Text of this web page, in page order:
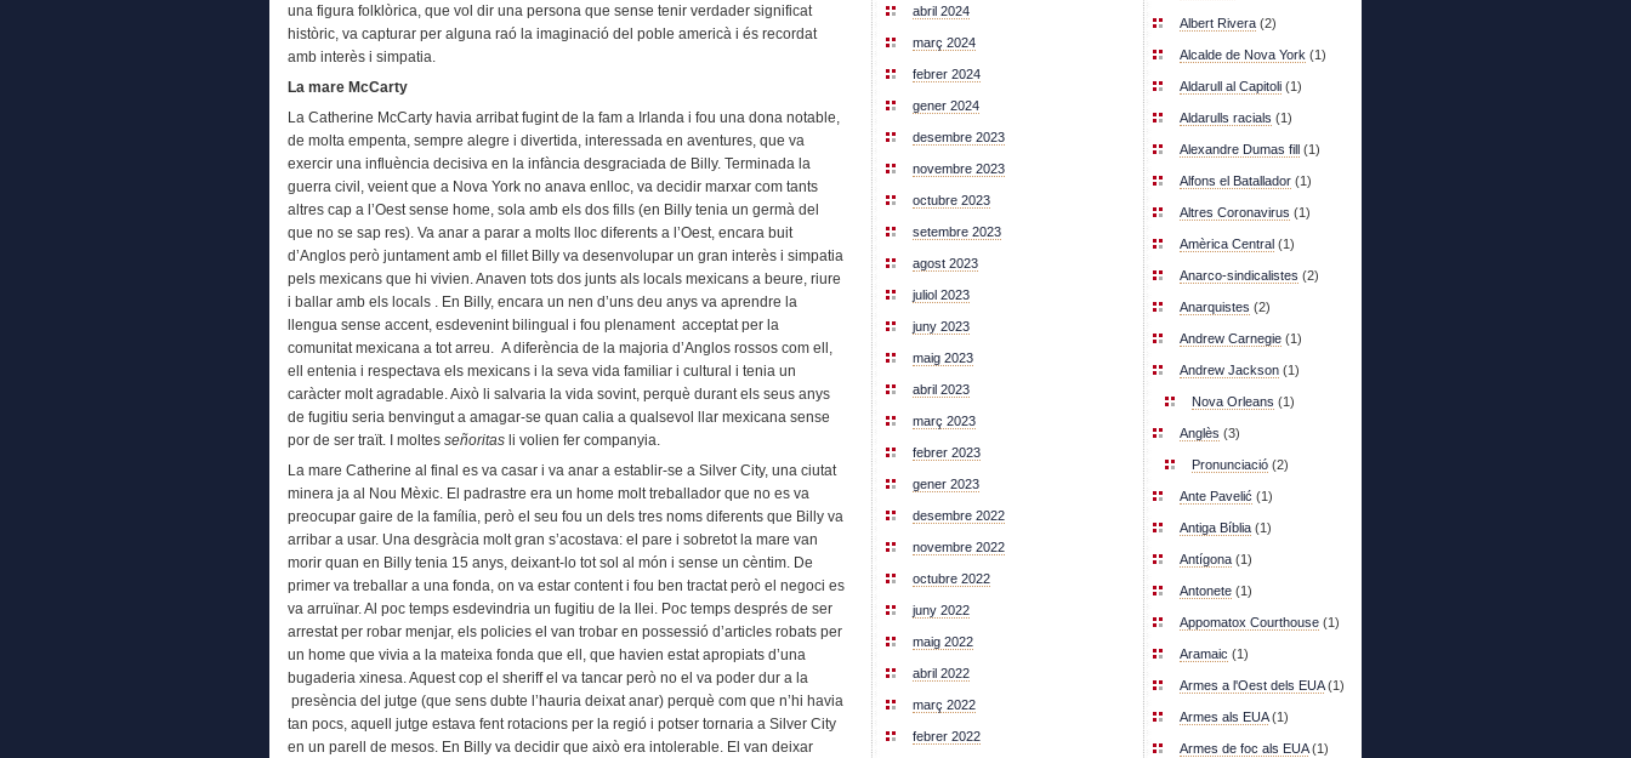
una figura folklòrica, que vol dir una persona que sense tenir verdader significat
històric, va capturar per alguna raó la imaginació del poble americà i és recordat
amb interès i simpatia.
La mare McCarty
La Catherine McCarty havia arribat fugint de la fam a Irlanda i fou una dona notable,
de molta empenta, sempre alegre i divertida, interessada en aventures, que va
exercir una influència decisiva en la infància desgraciada de Billy. Terminada la
guerra civil, veient que a Nova York no anava enlloc, va decidir marxar com tants
altres cap a l’Oest sense home, sola amb els dos fills (en Billy tenia un germà del
que no se sap res). Va anar a parar a molts lloc diferents a l’Oest, encara buit
d’Anglos però juntament amb el fillet Billy va desenvolupar un gran interès i simpatia
pels mexicans que hi vivien. Anaven tots dos junts als locals mexicans a beure, riure
i ballar amb els locals . En Billy, encara un nen d’uns deu anys va aprendre la
llengua sense accent, esdevenint bilingual i fou plenament acceptat per la
comunitat mexicana a tot arreu. A diferència de la majoria d’Anglos rossos com ell,
ell entenia i respectava els mexicans i la seva vida familiar i cultural i tenia un
caràcter molt agradable. Això li salvaria la vida sovint, perquè durant els seus anys
de fugitiu seria benvingut a amagar-se quan calia a qualsevol llar mexicana sense
por de ser traït. I moltes señoritas li volien fer companyia.
La mare Catherine al final es va casar i va anar a establir-se a Silver City, una ciutat
minera ja al Nou Mèxic. El padrastre era un home molt treballador que no es va
preocupar gaire de la família, però el seu fou un dels tres noms diferents que Billy va
arribar a usar. Una desgràcia molt gran s’acostava: el pare i sobretot la mare van
morir quan en Billy tenia 15 anys, deixant-lo tot sol al món i sense un cèntim. De
primer va treballar a una fonda, on va estar content i fou ben tractat però el negoci es
va arruïnar. Al poc temps esdevindria un fugitiu de la llei. Poc temps després de ser
arrestat per robar menjar, els policies el van trobar en possessió d’articles robats per
un home que vivia a la mateixa fonda que ell, que havien estat apropiats d’una
bugaderia xinesa. Aquest cop el sheriff el va tancar però no el va poder dur a la
presència del jutge (que sens dubte l’hauria deixat anar) perquè com que n’hi havia
tan pocs, aquell jutge estava fent rotacions per la regió i potser tornaria a Silver City
en un parell de mesos. En Billy va decidir que això era intolerable. El van deixar
abril 2024
març 2024
febrer 2024
gener 2024
desembre 2023
novembre 2023
octubre 2023
setembre 2023
agost 2023
juliol 2023
juny 2023
maig 2023
abril 2023
març 2023
febrer 2023
gener 2023
desembre 2022
novembre 2022
octubre 2022
juny 2022
maig 2022
abril 2022
març 2022
febrer 2022
Albert Rivera (2)
Alcalde de Nova York (1)
Aldarull al Capitoli (1)
Aldarulls racials (1)
Alexandre Dumas fill (1)
Alfons el Batallador (1)
Altres Coronavirus (1)
Amèrica Central (1)
Anarco-sindicalistes (2)
Anarquistes (2)
Andrew Carnegie (1)
Andrew Jackson (1)
Nova Orleans (1)
Anglès (3)
Pronunciació (2)
Ante Pavelić (1)
Antiga Bíblia (1)
Antígona (1)
Antonete (1)
Appomatox Courthouse (1)
Aramaic (1)
Armes a l'Oest dels EUA(1)
Armes als EUA(1)
Armes de foc als EUA(1)